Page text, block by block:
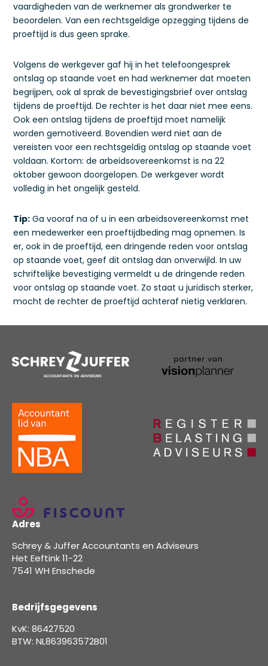
vaardigheden van de werknemer als grondwerker te
beoordelen. Van een rechtsgeldige opzegging tijdens de
proeftijd is dus geen sprake.
Volgens de werkgever gaf hij in het telefoongesprek
ontslag op staande voet en had werknemer dat moeten
begrijpen, ook al sprak de bevestigingsbrief over ontslag
tijdens de proeftijd. De rechter is het daar niet mee eens.
Ook een ontslag tijdens de proeftijd moet namelijk
worden gemotiveerd. Bovendien werd niet aan de
vereisten voor een rechtsgeldig ontslag op staande voet
voldaan. Kortom: de arbeidsovereenkomst is na 22
oktober gewoon doorgelopen. De werkgever wordt
volledig in het ongelijk gesteld.
Tip: Ga vooraf na of u in een arbeidsovereenkomst met
een medewerker een proeftijdbeding mag opnemen. Is
er, ook in de proeftijd, een dringende reden voor ontslag
op staande voet, geef dit ontslag dan onverwijld. In uw
schriftelijke bevestiging vermeldt u de dringende reden
voor ontslag op staande voet. Zo staat u juridisch sterker,
mocht de rechter de proeftijd achteraf nietig verklaren.
Adres
Schrey & Juffer Accountants en Adviseurs
Het Eeftink 11-22
7541 WH Enschede
Bedrijfsgegevens
KvK: 86427520
BTW: NL863963572B01